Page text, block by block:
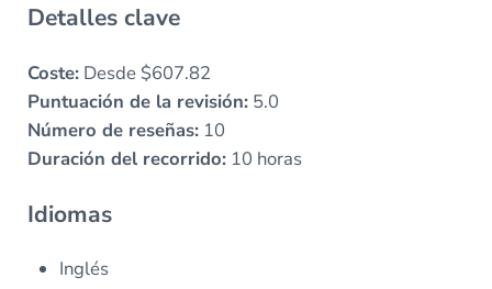
Detalles clave
Coste:Desde $607.82
Puntuación de la revisión:5.0
Número de reseñas:10
Duración del recorrido:10 horas
Idiomas
Inglés